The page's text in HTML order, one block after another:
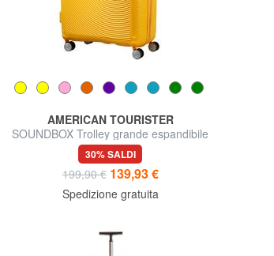
AMERICAN TOURISTER
SOUNDBOX Trolley grande espandibile
30% SALDI
199,90 € 139,93 €
Spedizione gratuita